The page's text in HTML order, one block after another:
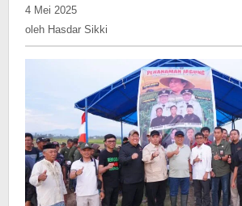
dan
Pemuda
Tani
Indonesia
4 Mei 2025
Hasdar
oleh Hasdar Sikki